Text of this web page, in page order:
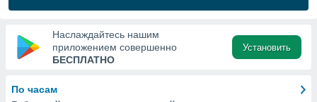
доступ
Наслаждайтесь нашим
приложением совершенно
БЕСПЛАТНО
Установить
По часам